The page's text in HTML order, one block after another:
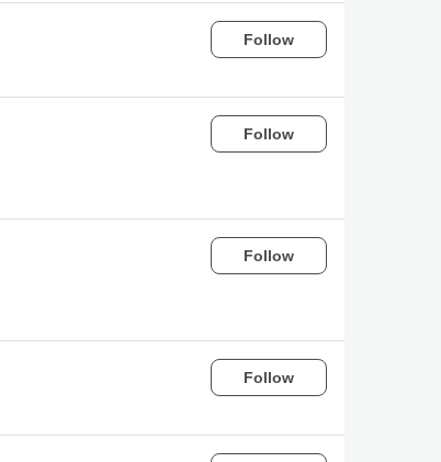
Follow
Follow
Follow
Follow